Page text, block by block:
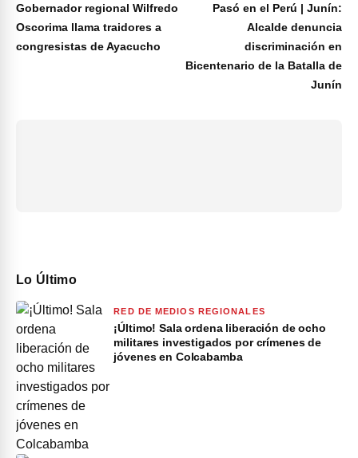
Gobernador regional Wilfredo
Oscorima llama traidores a
congresistas de Ayacucho
Pasó en el Perú | Junín:
Alcalde denuncia
discriminación en
Bicentenario de la Batalla de
Junín
Lo Último
RED DE MEDIOS REGIONALES
¡Último! Sala ordena liberación de ocho
militares investigados por crímenes de
jóvenes en Colcabamba